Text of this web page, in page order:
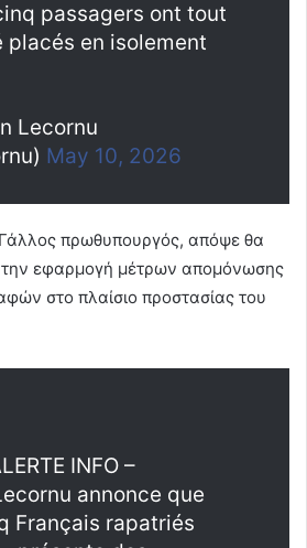
passagers ont tout
placés en isolement
Lecornu
May 10, 2026
πρωθυπουργός, απόψε θα
την εφαρμογή μέτρων απομόνωσης
στο πλαίσιο προστασίας του
INFO –
annonce que
Français rapatriés